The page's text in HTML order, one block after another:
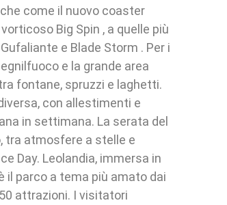
come il nuovo coaster
Big Spin , a quelle più
e Blade Storm . Per i
e la grande area
fontane, spruzzi e laghetti.
con allestimenti e
in settimana. La serata del
tra atmosfere a stelle e
Day. Leolandia, immersa in
il parco a tema più amato dai
attrazioni. I visitatori